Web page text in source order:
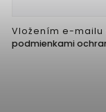
Vložením e-mailu
podmienkami